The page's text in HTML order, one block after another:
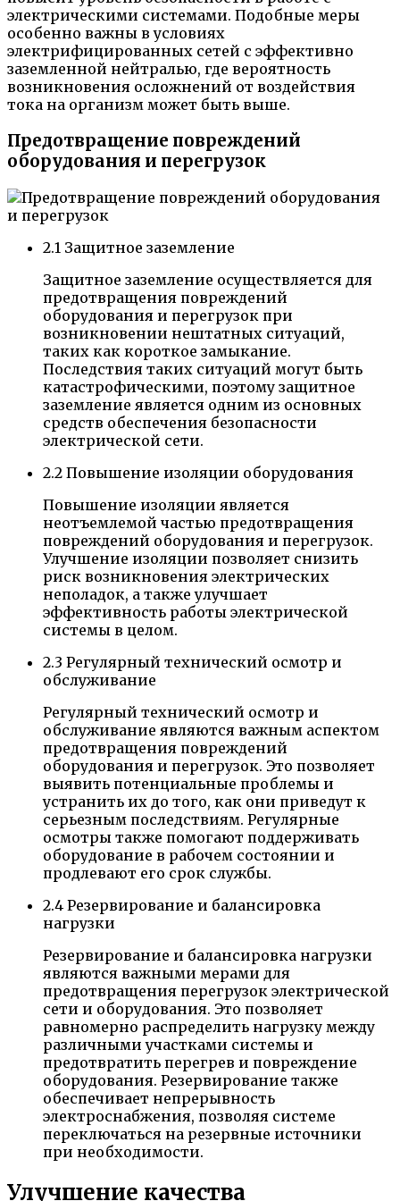
электрическими системами. Подобные меры
особенно важны в условиях
электрифицированных сетей с эффективно
заземленной нейтралью, где вероятность
возникновения осложнений от воздействия
тока на организм может быть выше.
Предотвращение повреждений
оборудования и перегрузок
2.1 Защитное заземление
Защитное заземление осуществляется для
предотвращения повреждений
оборудования и перегрузок при
возникновении нештатных ситуаций,
таких как короткое замыкание.
Последствия таких ситуаций могут быть
катастрофическими, поэтому защитное
заземление является одним из основных
средств обеспечения безопасности
электрической сети.
2.2 Повышение изоляции оборудования
Повышение изоляции является
неотъемлемой частью предотвращения
повреждений оборудования и перегрузок.
Улучшение изоляции позволяет снизить
риск возникновения электрических
неполадок, а также улучшает
эффективность работы электрической
системы в целом.
2.3 Регулярный технический осмотр и
обслуживание
Регулярный технический осмотр и
обслуживание являются важным аспектом
предотвращения повреждений
оборудования и перегрузок. Это позволяет
выявить потенциальные проблемы и
устранить их до того, как они приведут к
серьезным последствиям. Регулярные
осмотры также помогают поддерживать
оборудование в рабочем состоянии и
продлевают его срок службы.
2.4 Резервирование и балансировка
нагрузки
Резервирование и балансировка нагрузки
являются важными мерами для
предотвращения перегрузок электрической
сети и оборудования. Это позволяет
равномерно распределить нагрузку между
различными участками системы и
предотвратить перегрев и повреждение
оборудования. Резервирование также
обеспечивает непрерывность
электроснабжения, позволяя системе
переключаться на резервные источники
при необходимости.
Улучшение качества